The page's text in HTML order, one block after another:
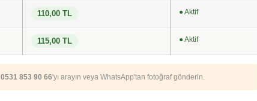
110,00 TL ● Aktif
115,00 TL ● Aktif
0531 853 90 66'yı arayın veya WhatsApp'tan fotoğraf gönderin.